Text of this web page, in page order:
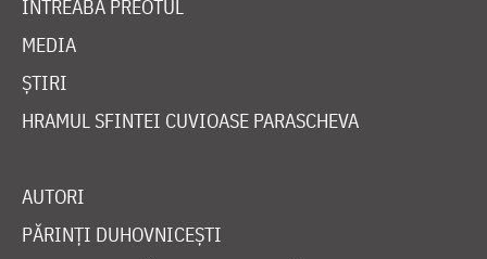
ÎNTREABĂ PREOTUL
MEDIA
ȘTIRI
HRAMUL SFINTEI CUVIOASE PARASCHEVA
AUTORI
PĂRINȚI DUHOVNICEȘTI